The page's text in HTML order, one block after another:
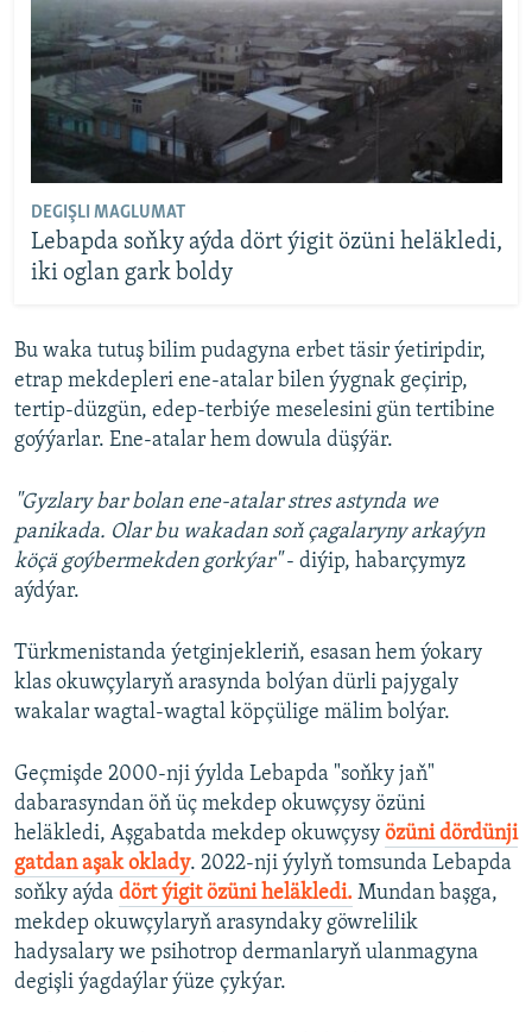
DEGIŞLI MAGLUMAT
Lebapda soňky aýda dört ýigit özüni heläkledi,
iki oglan gark boldy
Bu waka tutuş bilim pudagyna erbet täsir ýetiripdir,
etrap mekdepleri ene-atalar bilen ýygnak geçirip,
tertip-düzgün, edep-terbiýe meselesini gün tertibine
goýýarlar. Ene-atalar hem dowula düşýär.
"Gyzlary bar bolan ene-atalar stres astynda we
panikada. Olar bu wakadan soň çagalaryny arkaýyn
köçä goýbermekden gorkýar"- diýip, habarçymyz
aýdýar.
Türkmenistanda ýetginjekleriň, esasan hem ýokary
klas okuwçylaryň arasynda bolýan dürli pajygaly
wakalar wagtal-wagtal köpçülige mälim bolýar.
Geçmişde 2000-nji ýylda Lebapda "soňky jaň"
dabarasyndan öň üç mekdep okuwçysy özüni
heläkledi, Aşgabatda mekdep okuwçysy özüni dördünji
gatdan aşak oklady. 2022-nji ýylyň tomsunda Lebapda
soňky aýda dört ýigit özüni heläkledi. Mundan başga,
mekdep okuwçylaryň arasyndaky göwrelilik
hadysalary we psihotrop dermanlaryň ulanmagyna
degişli ýagdaýlar ýüze çykýar.